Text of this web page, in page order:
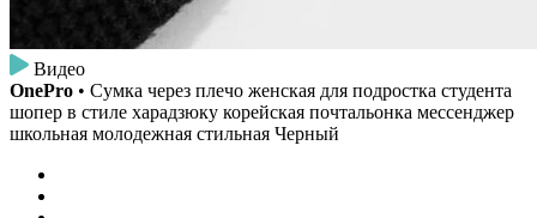
Видео
OnePro • Сумка через плечо женская для подростка студента
шопер в стиле харадзюку корейская почтальонка мессенджер
школьная молодежная стильная Черный